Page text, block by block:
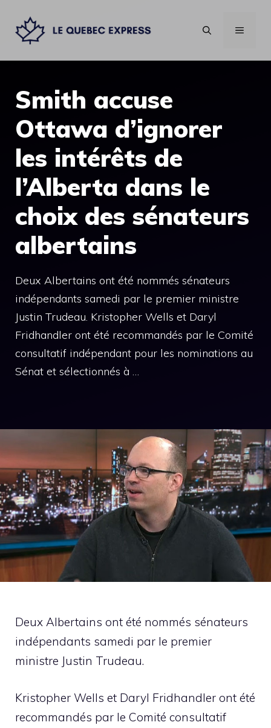
contenu
MENU
Smith accuse
Ottawa d’ignorer
les intérêts de
l’Alberta dans le
choix des sénateurs
albertains
Deux Albertains ont été nommés sénateurs
indépendants samedi par le premier ministre
Justin Trudeau. Kristopher Wells et Daryl
Fridhandler ont été recommandés par le Comité
consultatif indépendant pour les nominations au
Sénat et sélectionnés à …
Deux Albertains ont été nommés sénateurs
indépendants samedi par le premier
ministre Justin Trudeau.
Kristopher Wells et Daryl Fridhandler ont été
recommandés par le Comité consultatif